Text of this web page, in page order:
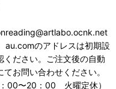
au.comのアドレスは初期設
ください。ご注文後の自動
お問い合わせください。
00〜20：00 火曜定休）